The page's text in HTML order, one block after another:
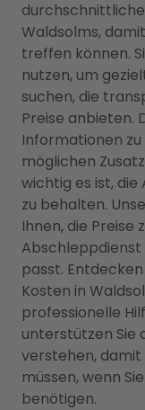
Waldsolms,
treffen können.
nutzen, um
suchen, die
Preise anbieten.
Informationen
möglichen
wichtig es ist,
zu behalten.
Ihnen, die Preise
Abschleppdienst
passt.
Kosten in
professionelle
unterstützen Sie
verstehen, damit
müssen, wenn
benötigen.